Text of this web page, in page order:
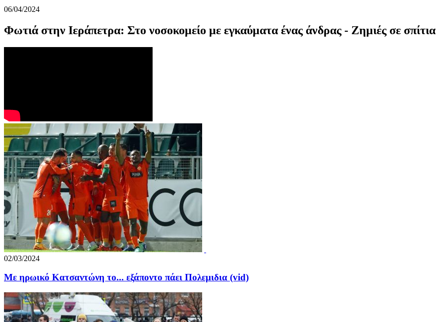
06/04/2024
Φωτιά στην Ιεράπετρα: Στο νοσοκομείο με εγκαύματα ένας άνδρας - Ζημιές σε σπίτια
02/03/2024
Με ηρωικό Κατσαντώνη το... εξάποντο πάει Πολεμιδια (vid)